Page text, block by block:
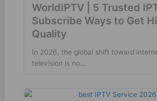
WorldIPTV | 5 Trusted
Subscribe Ways to Get
Quality
In 2026, the global shift toward
television is no...